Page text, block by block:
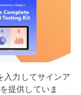
力してサインア
提供していま